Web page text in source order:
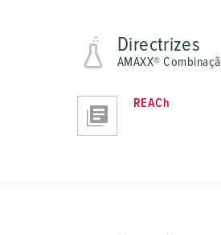
Directrizes
AMAXX®
REACh